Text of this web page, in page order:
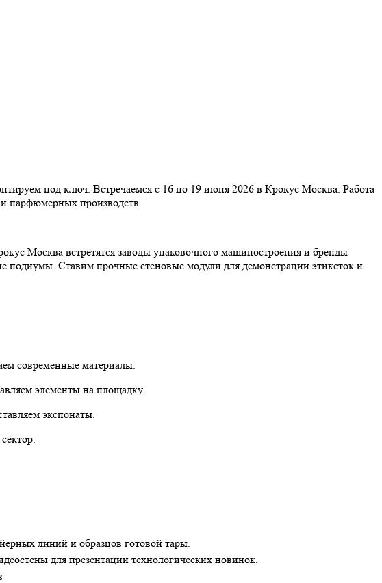
под ключ. Встречаемся с 16 по 19 июня 2026 в Крокус Москва. Работа
парфюмерных производств.
Москва встретятся заводы упаковочного машиностроения и бренды
Ставим прочные стеновые модули для демонстрации этикеток и
современные материалы.
элементы на площадку.
экспонаты.
линий и образцов готовой тары.
для презентации технологических новинок.